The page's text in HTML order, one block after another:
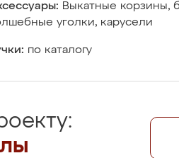
Выкатные корзины,
уголки, карусели
по каталогу